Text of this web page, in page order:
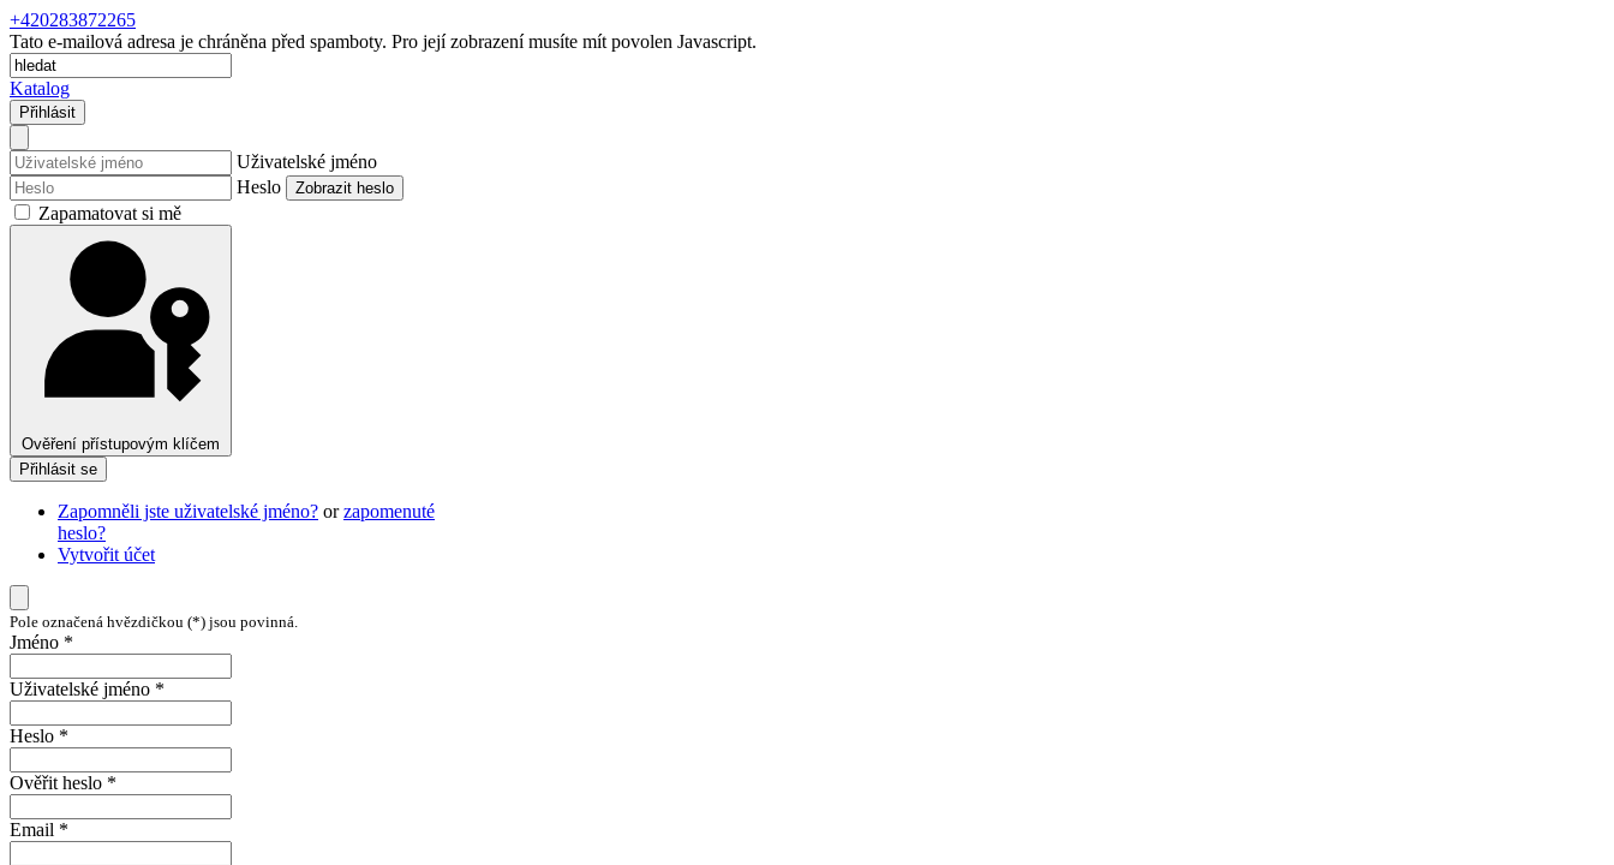
+420283872265
Tato e-mailová adresa je chráněna před spamboty. Pro její zobrazení musíte mít povolen Javascript.
Katalog
Přihlásit
Uživatelské jméno
Heslo
Zobrazit heslo
Zapamatovat si mě
Ověření přístupovým klíčem
Přihlásit se
Zapomněli jste uživatelské jméno? orzapomenuté
heslo?
Vytvořit účet
Pole označená hvězdičkou (*) jsou povinná.
Jméno *
Uživatelské jméno *
Heslo *
Ověřit heslo *
Email *